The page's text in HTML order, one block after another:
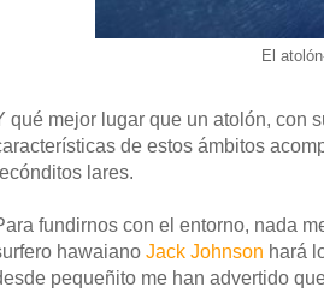
El
qué mejor lugar que un atolón, con
de estos ámbitos
lares.
fundirnos con el entorno, nada
hawaiano Jack Johnson hará
pequeñito me han advertido